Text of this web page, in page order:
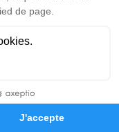
Hommages
rends hommage
de